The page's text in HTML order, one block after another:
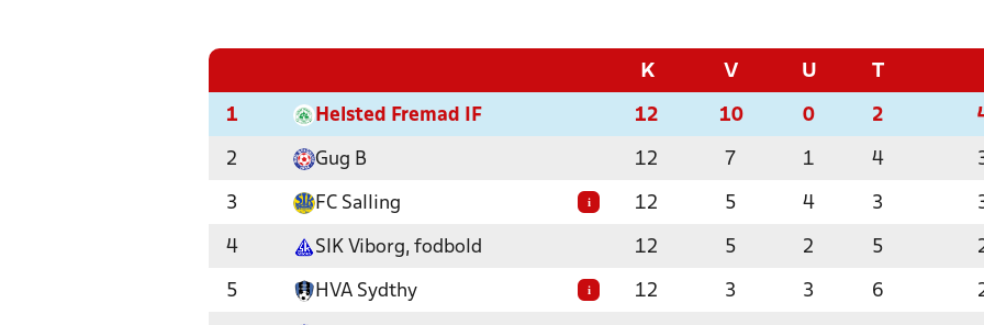
K V U T
1 Helsted Fremad IF 12 10 0 2
2 Gug B 12 7 1 4
3 FC Salling i 12 5 4 3
4 SIK Viborg, fodbold 12 5 2 5
5 HVA Sydthy i 12 3 3 6